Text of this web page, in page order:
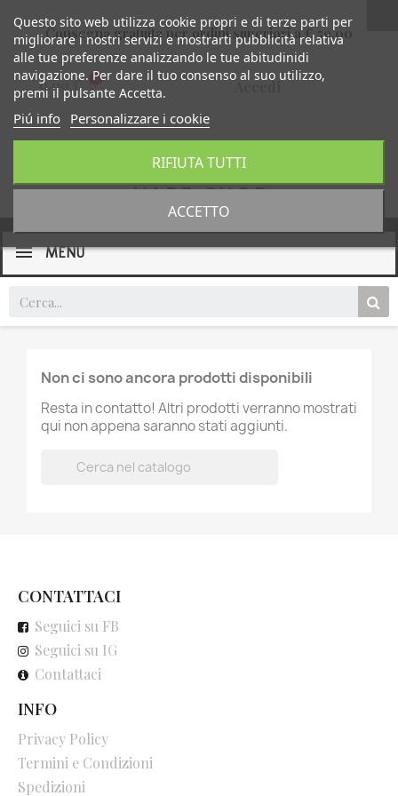
Consegna gratuita per ordini superiori a € 59,00
0,00 €
MENU
Non ci sono ancora prodotti disponibili
Resta in contatto! Altri prodotti verranno mostrati
qui non appena saranno stati aggiunti.
CONTATTACI
Seguici su FB
Seguici su IG
Contattaci
INFO
Privacy Policy
Termini e Condizioni
Spedizioni
Questo sito web utilizza cookie propri e di terze parti per
migliorare i nostri servizi e mostrarti pubblicità relativa
alle tue preferenze analizzando le tue abitudinidi
navigazione. Per dare il tuo consenso al suo utilizzo,
premi il pulsante Accetta.
Piú info Personalizzare i cookie
RIFIUTA TUTTI
ACCETTO